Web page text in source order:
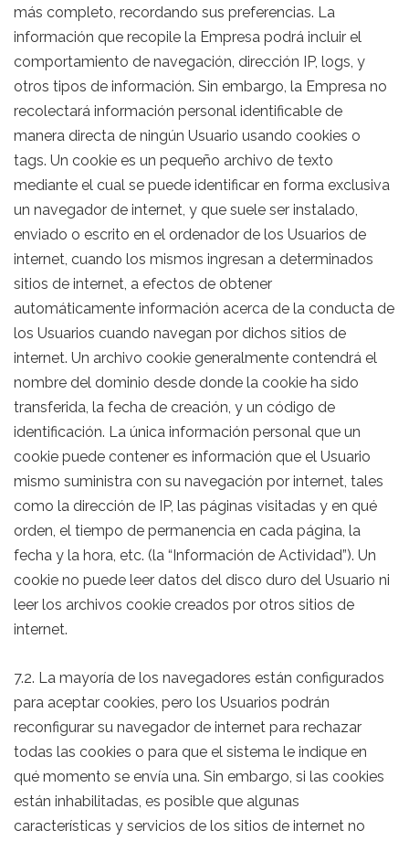
más completo, recordando sus preferencias. La
información que recopile la Empresa podrá incluir el
comportamiento de navegación, dirección IP, logs, y
otros tipos de información. Sin embargo, la Empresa no
recolectará información personal identificable de
manera directa de ningún Usuario usando cookies o
tags. Un cookie es un pequeño archivo de texto
mediante el cual se puede identificar en forma exclusiva
un navegador de internet, y que suele ser instalado,
enviado o escrito en el ordenador de los Usuarios de
internet, cuando los mismos ingresan a determinados
sitios de internet, a efectos de obtener
automáticamente información acerca de la conducta de
los Usuarios cuando navegan por dichos sitios de
internet. Un archivo cookie generalmente contendrá el
nombre del dominio desde donde la cookie ha sido
transferida, la fecha de creación, y un código de
identificación. La única información personal que un
cookie puede contener es información que el Usuario
mismo suministra con su navegación por internet, tales
como la dirección de IP, las páginas visitadas y en qué
orden, el tiempo de permanencia en cada página, la
fecha y la hora, etc. (la “Información de Actividad”). Un
cookie no puede leer datos del disco duro del Usuario ni
leer los archivos cookie creados por otros sitios de
internet.
7.2. La mayoría de los navegadores están configurados
para aceptar cookies, pero los Usuarios podrán
reconfigurar su navegador de internet para rechazar
todas las cookies o para que el sistema le indique en
qué momento se envía una. Sin embargo, si las cookies
están inhabilitadas, es posible que algunas
características y servicios de los sitios de internet no